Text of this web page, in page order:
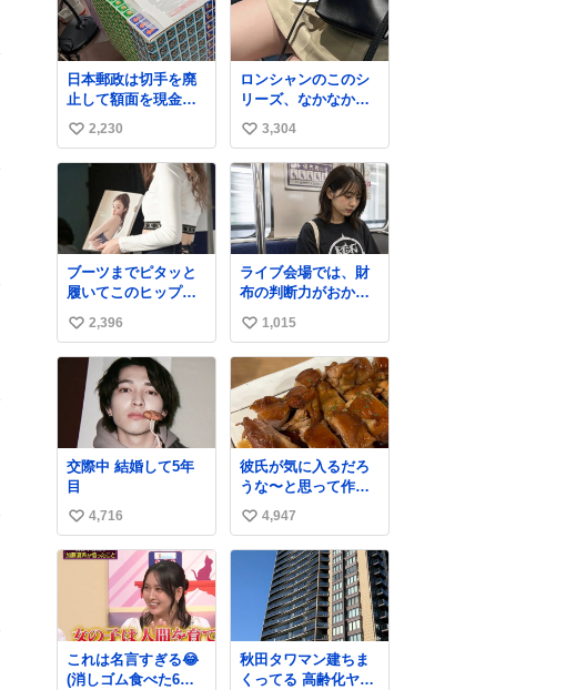
日本郵政は切手を廃
止して額面を現金で
払い戻せ2026 #日本
郵政
@JapanPostHD_PR
い
い
2,230
ロンシャンのこのシ
リーズ、なかなか安
くならないのにセー
ル価格になってる🖤
✨レザーなのが反則
級にかわいい。持っ
てるだけでコーデが
格上げされる。
い
い
ね
3,304
ブーツまでピタッと
履いてこのヒップラ
イン…強すぎる。
い
い
2,396
ライブ会場では、財
布の判断力がおかし
くなる。
い
い
ね
数
1,015
交際中 結婚して5年
目
い
い
4,716
彼氏が気に入るだろ
うな〜と思って作っ
たら想像の何倍も美
味しい美味しい言っ
てくれて嬉しい
い
い
4,947
これは名言すぎる😂
(消しゴム食べた6歳
秋田タワマン建ちま
くってる 高齢化ヤバ